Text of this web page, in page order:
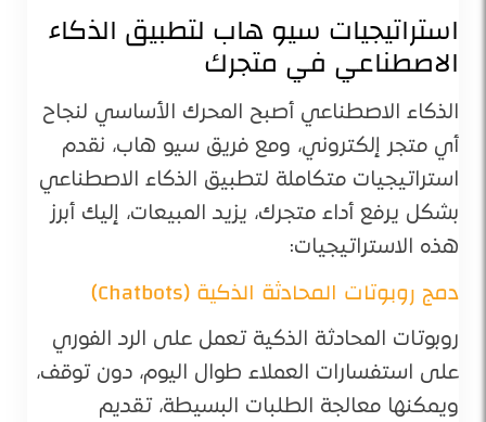
استراتيجيات سيو هاب لتطبيق الذكاء
الاصطناعي في متجرك
الذكاء الاصطناعي أصبح المحرك الأساسي لنجاح
أي متجر إلكتروني، ومع فريق سيو هاب، نقدم
استراتيجيات متكاملة لتطبيق الذكاء الاصطناعي
بشكل يرفع أداء متجرك، يزيد المبيعات، إليك أبرز
هذه الاستراتيجيات:
دمج روبوتات المحادثة الذكية (Chatbots)
روبوتات المحادثة الذكية تعمل على الرد الفوري
على استفسارات العملاء طوال اليوم، دون توقف،
ويمكنها معالجة الطلبات البسيطة، تقديم